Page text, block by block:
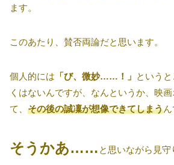
ます。
このあたり、賛否両論だと思います。
個人的には 「び、微妙……！」 という
くはないんですが、なんというか、映
て、 その後の誠凜が想像できてしまうん
そうかあ…… と思いながら見守